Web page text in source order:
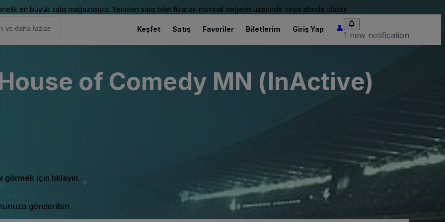
en büyük satış mağazasıyız. Yeniden satış bilet fiyatları nominal değerin üzerinde veya altında olabilir.
Keşfet Satış Favoriler Biletlerim Giriş Yap
1 new notification
of Comedy MN (InActive)
için tıklayın.
gönderilsin